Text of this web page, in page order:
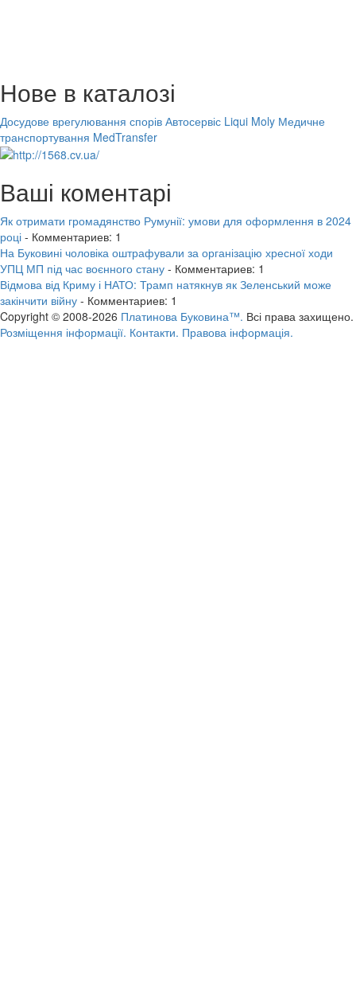
Нове в каталозі
Досудове врегулювання спорів Автосервіс Liqui Moly Медичне
транспортування MedTransfer
Ваші коментарі
Як отримати громадянство Румунії: умови для оформлення в 2024
році - Комментариев: 1
На Буковині чоловіка оштрафували за організацію хресної ходи
УПЦ МП під час воєнного стану - Комментариев: 1
Відмова від Криму і НАТО: Трамп натякнув як Зеленський може
закінчити війну - Комментариев: 1
Copyright © 2008-2026 Платинова Буковина™. Всі права захищено.
Розміщення інформації. Контакти. Правова інформація.